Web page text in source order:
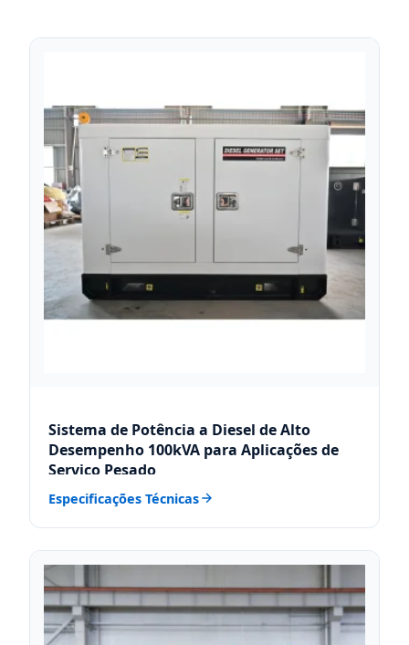
Sistema de Potência a Diesel de Alto
Desempenho 100kVA para Aplicações de
Serviço Pesado
Especificações Técnicas